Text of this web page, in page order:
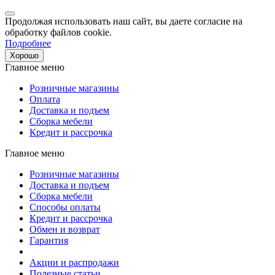
Продолжая использовать наш сайт, вы даете согласие на
обработку файлов cookie.
Подробнее
Хорошо
Главное меню
Розничные магазины
Оплата
Доставка и подъем
Сборка мебели
Кредит и рассрочка
Главное меню
Розничные магазины
Доставка и подъем
Сборка мебели
Способы оплаты
Кредит и рассрочка
Обмен и возврат
Гарантия
Акции и распродажи